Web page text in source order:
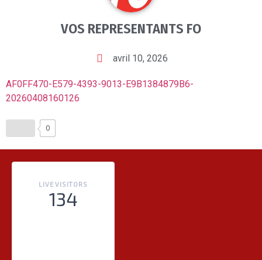
VOS REPRESENTANTS FO
avril 10, 2026
AF0FF470-E579-4393-9013-E9B1384879B6-
20260408160126
0
LIVE VISITORS
134